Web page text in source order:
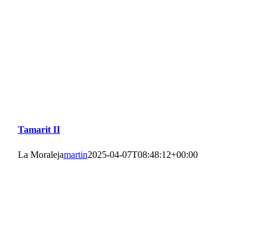
Tamarit II
La Moralejamartin2025-04-07T08:48:12+00:00